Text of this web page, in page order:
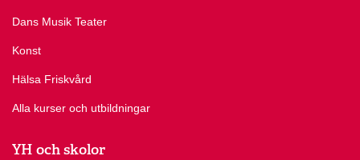
Dans Musik Teater
Konst
Hälsa Friskvård
Alla kurser och utbildningar
YH och skolor